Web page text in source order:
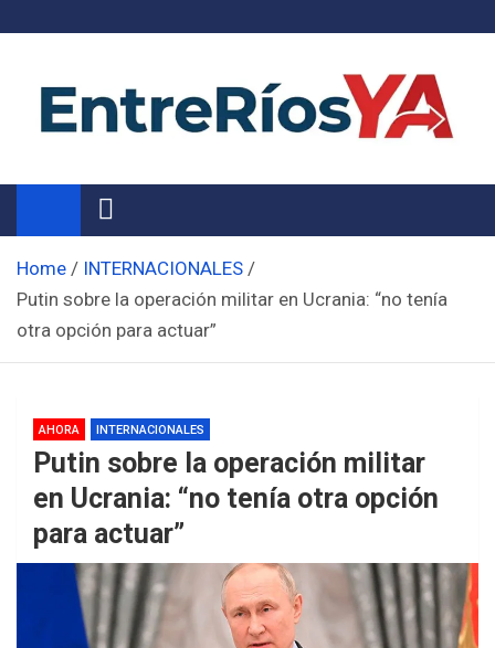
Noticias de Entre Ríos
Información de toda la provincia ahora
Home
INTERNACIONALES
Putin sobre la operación militar en Ucrania: “no tenía
otra opción para actuar”
AHORA INTERNACIONALES
Putin sobre la operación militar
en Ucrania: “no tenía otra opción
para actuar”